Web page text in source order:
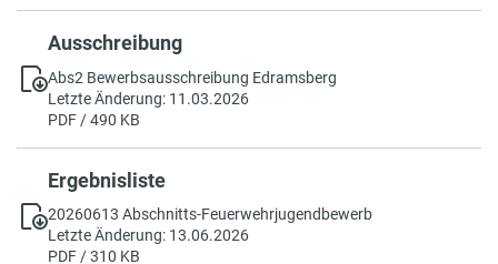
Ausschreibung
Abs2 Bewerbsausschreibung Edramsberg
Letzte Änderung: 11.03.2026
PDF / 490 KB
Ergebnisliste
20260613 Abschnitts-Feuerwehrjugendbewerb
Letzte Änderung: 13.06.2026
PDF / 310 KB